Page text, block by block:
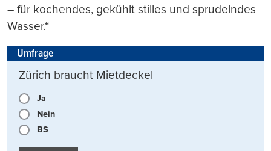
– für kochendes, gekühlt stilles und sprudelndes
Wasser.“
Umfrage
Zürich braucht Mietdeckel
Ja
Nein
BS